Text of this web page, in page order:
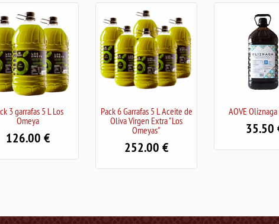
Pack 6 Garrafas 5 L Aceite de
Oliva Virgen Extra "Los
252.00
AOVE Oliznaga 5 litros
35.50
AOVE